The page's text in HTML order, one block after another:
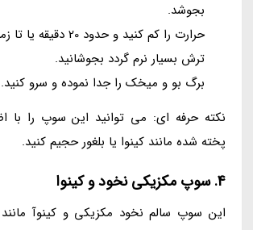
بجوشد.
حرارت را کم کنید و حدود 20
ترش بسیار نرم گردد بجوشانید.
برگ بو و میخک را جدا نموده و سرو کنید.
نکته حرفه ای: می توانید این سوپ را با
پخته شده مانند کینوا یا بلغور حجیم کنید.
4. سوپ مکزیکی نخود و کینوا
این سوپ سالم نخود مکزیکی و کینوآ